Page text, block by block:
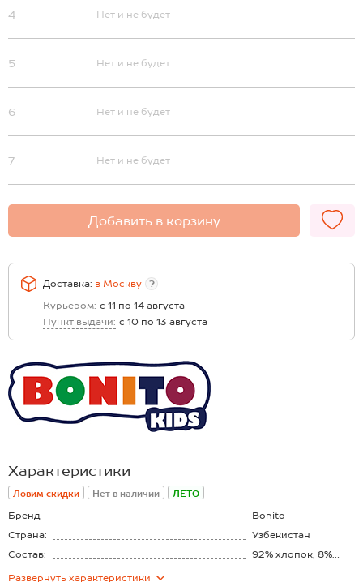
4 Нет и не будет
5 Нет и не будет
6 Нет и не будет
7 Нет и не будет
Добавить в корзину
Доставка: в Москву
?
Курьером: с 11 по 14 августа
Пункт выдачи: с 10 по 13 августа
Характеристики
Ловим скидки Нет в наличии ЛЕТО
Бренд
Bonito
Страна:
Узбекистан
Состав:
92% хлопок, 8%
Материал:
Развернуть характеристики